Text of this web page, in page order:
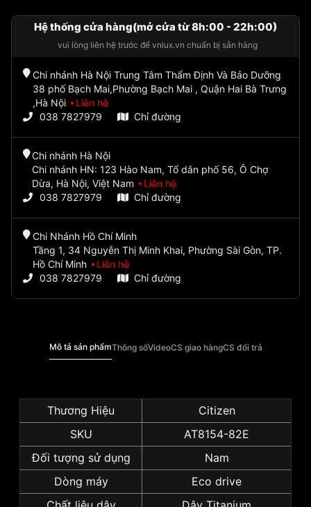
Hệ thống cửa hàng(mở cửa từ 8h:00 - 22h:00)
vui lòng liên hệ trước để vnlux.vn chuẩn bị sẵn hàng
Chi nhánh Hà Nội Trung Tâm Thẩm Định Và Bảo Dưỡng
38 phố Bạch Mai,Phường Bạch Mai , Quận Hai Bà Trưng
,Hà Nội
Liên hệ
038 7827979
Chỉ đường
Chi nhánh Hà Nội
Chi nhánh HN: 123 Hào Nam, Tổ dân phố 56, Ô Chợ
Dừa, Hà Nội, Việt Nam
Liên hệ
038 7827979
Chỉ đường
Chi Nhánh Hồ Chí Minh
Tầng 1, 34 Nguyễn Thị Minh Khai, Phường Sài Gòn, TP.
Hồ Chí Minh
Liên hệ
038 7827979
Chỉ đường
Mô tả sản phẩmThông sốVideoCS giao hàngCS đổi trả
Thương Hiệu
Citizen
SKU
AT8154-82E
Đối tượng sử dụng
Nam
Dòng máy
Eco drive